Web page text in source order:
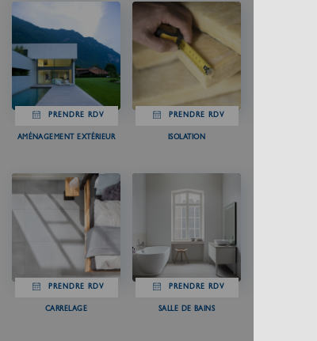
PRENDRE RDV
AMÉNAGEMENT EXTÉRIEUR
PRENDRE RDV
ISOLATION
PRENDRE RDV
CARRELAGE
PRENDRE RDV
SALLE DE BAINS